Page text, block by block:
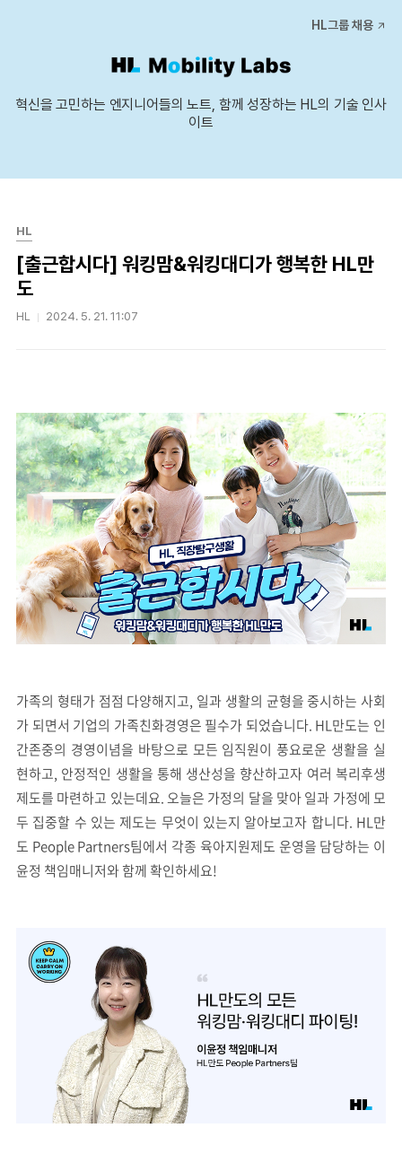
HL그룹 채용
혁신을 고민하는 엔지니어들의 노트, 함께 성장하는 HL의 기술 인사
이트
HL
[출근합시다] 워킹맘&워킹대디가 행복한 HL만
도
HL 2024. 5. 21. 11:07
가족의 형태가 점점 다양해지고, 일과 생활의 균형을 중시하는 사회
가 되면서 기업의 가족친화경영은 필수가 되었습니다. HL만도는 인
간존중의 경영이념을 바탕으로 모든 임직원이 풍요로운 생활을 실
현하고, 안정적인 생활을 통해 생산성을 향산하고자 여러 복리후생
제도를 마련하고 있는데요. 오늘은 가정의 달을 맞아 일과 가정에 모
두 집중할 수 있는 제도는 무엇이 있는지 알아보고자 합니다. HL만
도 People Partners팀에서 각종 육아지원제도 운영을 담당하는 이
윤정 책임매니저와 함께 확인하세요!